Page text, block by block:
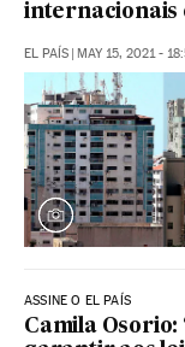
internacionais
EL PAÍS | MAY 15, 2021 -
ASSINE O EL PAÍS
Camila